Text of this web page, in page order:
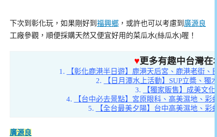
下次到彰化玩，如果剛好到 福興鄉 ，或許也可以考慮到 廣源良
工廠參觀，順便採購天然又便宜好用的菜瓜水(絲瓜水)喔！
♥更多有趣中台灣在
1.
【彰化鹿港半日遊】鹿港天后宮、鹿港老街
2.
【日月潭水上活動】SUP立槳、獨
3.
【獨家販售】成美文
4.
【台中必去景點】宮原眼科、高美濕地、
5.
【全台最美夕陽】台中高美濕地、彩
廣源良